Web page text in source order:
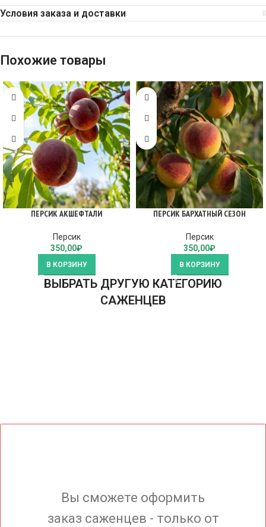
Условия заказа и доставки
Похожие товары
ПЕРСИК АКШЕФТАЛИ
Персик
350,00₽
В КОРЗИНУ
ПЕРСИК БАРХАТНЫЙ СЕЗОН
Персик
350,00₽
В КОРЗИНУ
ВЫБРАТЬ ДРУГУЮ КАТЕГОРИЮ
САЖЕНЦЕВ
Вы сможете оформить
заказ саженцев - только от